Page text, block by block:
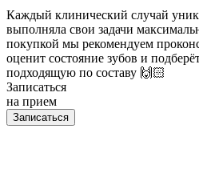
Каждый клинический случай
выполняла свои задачи
покупкой мы рекомендуем
оценит состояние зубов и
подходящую по составу 🙌🏻
Записаться
на прием
Записаться